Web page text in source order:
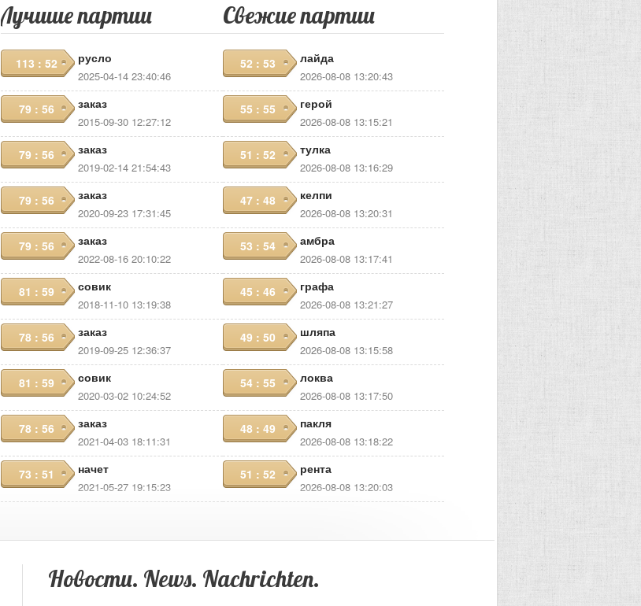
Свежие партии
52 : 53 лайда
2026-08-08 13:20:43
55 : 55 герой
2026-08-08 13:15:21
51 : 52 тулка
2026-08-08 13:16:29
47 : 48 келпи
2026-08-08 13:20:31
53 : 54 амбра
2026-08-08 13:17:41
45 : 46 графа
2026-08-08 13:21:27
49 : 50 шляпа
2026-08-08 13:15:58
54 : 55 локва
2026-08-08 13:17:50
48 : 49 пакля
2026-08-08 13:18:22
51 : 52 рента
2026-08-08 13:20:03
Лучшие партии
113 : 52 русло
2025-04-14 23:40:46
79 : 56 заказ
2015-09-30 12:27:12
79 : 56 заказ
2019-02-14 21:54:43
79 : 56 заказ
2020-09-23 17:31:45
79 : 56 заказ
2022-08-16 20:10:22
81 : 59 совик
2018-11-10 13:19:38
78 : 56 заказ
2019-09-25 12:36:37
81 : 59 совик
2020-03-02 10:24:52
78 : 56 заказ
2021-04-03 18:11:31
73 : 51 начет
2021-05-27 19:15:23
Новости. News. Nachrichten.